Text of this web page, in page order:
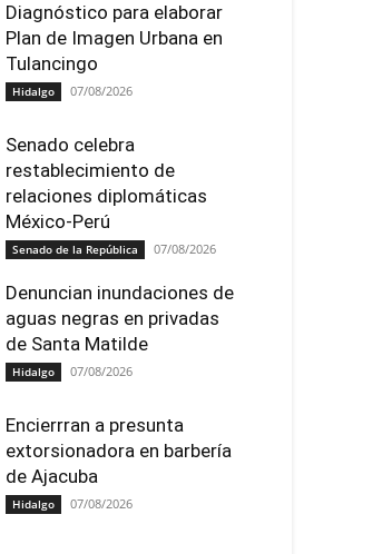
Diagnóstico para elaborar
Plan de Imagen Urbana en
Tulancingo
Hidalgo 07/08/2026
Senado celebra
restablecimiento de
relaciones diplomáticas
México-Perú
Senado de la República 07/08/2026
Denuncian inundaciones de
aguas negras en privadas
de Santa Matilde
Hidalgo 07/08/2026
Encierrran a presunta
extorsionadora en barbería
de Ajacuba
Hidalgo 07/08/2026